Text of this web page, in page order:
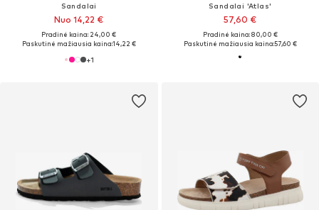
Sandalai
Nuo 14,22 €
Pradinė kaina: 24,00 €
Paskutinė mažiausia kaina:14,22 €
+1
Sandalai 'Atlas'
57,60 €
Pradinė kaina: 80,00 €
Paskutinė mažiausia kaina:57,60 €